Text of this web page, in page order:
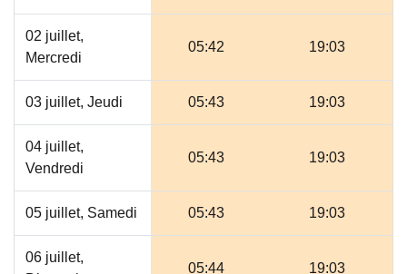
02 juillet,
Mercredi
05:42 19:03
03 juillet, Jeudi 05:43 19:03
04 juillet,
Vendredi
05:43 19:03
05 juillet, Samedi 05:43 19:03
06 juillet,
05:44 19:03